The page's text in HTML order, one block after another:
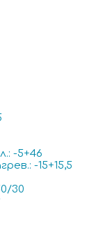
-5+46
-15+15,5
30